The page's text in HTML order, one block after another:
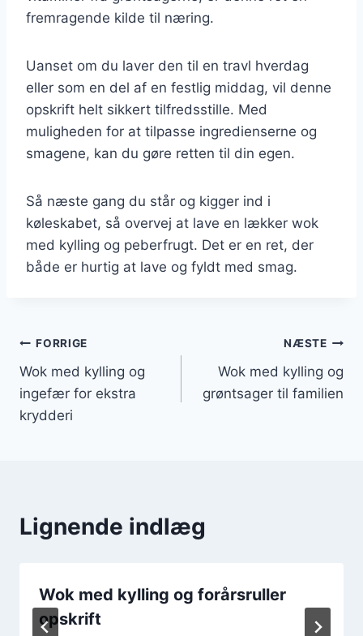
fremragende kilde til næring.
Uanset om du laver den til en travl hverdag
eller som en del af en festlig middag, vil denne
opskrift helt sikkert tilfredsstille. Med
muligheden for at tilpasse ingredienserne og
smagene, kan du gøre retten til din egen.
Så næste gang du står og kigger ind i
køleskabet, så overvej at lave en lækker wok
med kylling og peberfrugt. Det er en ret, der
både er hurtig at lave og fyldt med smag.
Indlægsnavigation
FORRIGE
Wok med kylling og
ingefær for ekstra
krydderi
NÆSTE
Wok med kylling og
grøntsager til familien
Lignende indlæg
Wok med kylling og forårsruller
opskrift